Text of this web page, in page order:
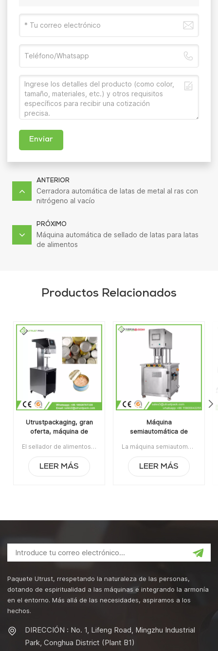
Enviar
ANTERIOR
Cerradora automática de latas de metal al ras con
nitrógeno al vacío
PRÓXIMO
Máquina automática de sellado de latas para latas
de alimentos
Productos Relacionados
Utrustpackaging, gran
oferta, máquina de
sellador de alimentos
enlatados
El sellador de alimentos enlatados de la máquina de sellado de latas manual de venta caliente de Utrustpackaging es adecuado para sellar todo tipo de latas de PET / latas de papel compuesto, latas u otros recipientes redondos. Alta eficiencia por transmisión mecánica, estructuras simples y convenientes de mantener, peso ligero y fácil de operar.La orden mínima:1Pago:T/TPuerto de embarque:CantónRegión original:PorcelanaTiempo de espera:3-5 días después de recibir el depósito
LEER MÁS
Máquina
semiautomática de
vacío con relleno de
nitrógeno
La máquina semiautomática de envasado de latas al vacío con relleno de nitrógeno se usa ampliamente en la industria alimentaria, química, farmacéutica y de bebidas, aplicable para latas de plástico / estaño / aluminio, botellas, contenedores de frascos, etc.Artículo No:UT1BFG6La orden mínima:1Pago:TTPuerto de embarque:CantónRegión original:Guangzhou, ChinaTiempo de espera:15 días después de recibir el depósito
LEER MÁS
Paquete Utrust, rrespetando la naturaleza de las personas,
dotando de espiritualidad a las máquinas e integrando la armonía
en el entorno. Más allá de las necesidades, aspiramos a los
hechos.
DIRECCIÓN : No. 1, Lifeng Road, Mingzhu Industrial
Park, Conghua District (Plant B1)